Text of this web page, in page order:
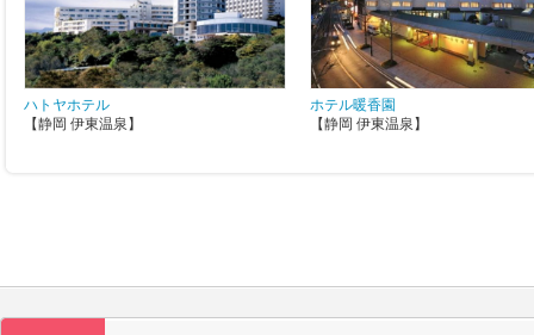
ハトヤホテル
【静岡 伊東温泉】
ホテル暖香園
【静岡 伊東温泉】